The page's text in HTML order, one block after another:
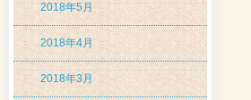
2018年5月
2018年4月
2018年3月